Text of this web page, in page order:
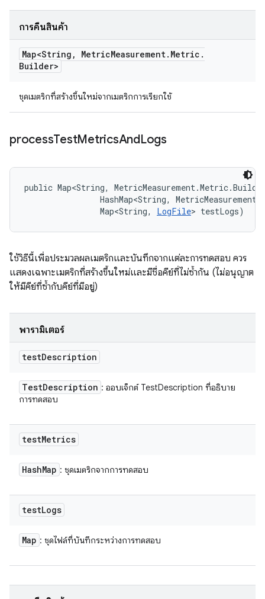
การคืนสินค้า
Map<String , MetricMeasurement. Metric .
Builder>
ชุดเมตริกที่สร้างขึ้นใหม่จากเมตริกการเรียกใช้
processTestMetricsAndLogs
public Map<String,
HashMap<String,
                Map<String,
LogFile> testLogs)
ใช้วิธีนี้เพื่อประมวลผลเมตริกและบันทึกจากแต่ละการทดสอบ ควร
แสดงเฉพาะเมตริกที่สร้างขึ้นใหม่และมีชื่อคีย์ที่ไม่ซ้ำกัน (ไม่อนุญาต
ให้มีคีย์ที่ซ้ำกับคีย์ที่มีอยู่)
พารามิเตอร์
testDescription
TestDescription : ออบเจ็กต์ TestDescription ที่อธิบาย
การทดสอบ
testMetrics
HashMap : ชุดเมตริกจากการทดสอบ
testLogs
Map : ชุดไฟล์ที่บันทึกระหว่างการทดสอบ